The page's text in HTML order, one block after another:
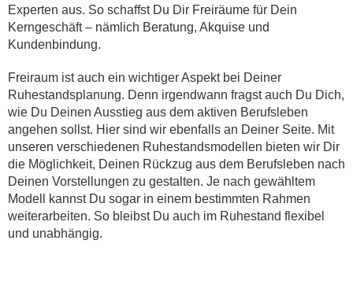
Experten aus. So schaffst Du Dir Freiräume für Dein
Kerngeschäft – nämlich Beratung, Akquise und
Kundenbindung.
Freiraum ist auch ein wichtiger Aspekt bei Deiner
Ruhestandsplanung. Denn irgendwann fragst auch Du Dich,
wie Du Deinen Ausstieg aus dem aktiven Berufsleben
angehen sollst. Hier sind wir ebenfalls an Deiner Seite. Mit
unseren verschiedenen Ruhestandsmodellen bieten wir Dir
die Möglichkeit, Deinen Rückzug aus dem Berufsleben nach
Deinen Vorstellungen zu gestalten. Je nach gewähltem
Modell kannst Du sogar in einem bestimmten Rahmen
weiterarbeiten. So bleibst Du auch im Ruhestand flexibel
und unabhängig.